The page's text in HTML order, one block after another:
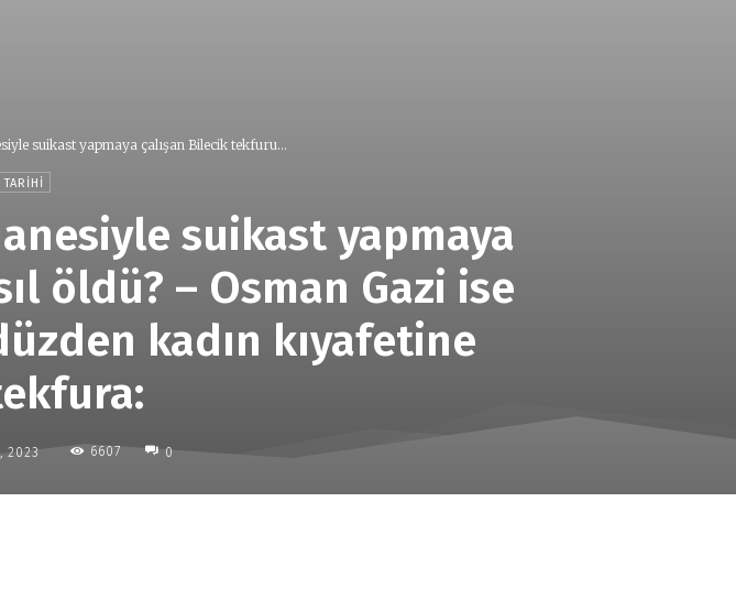
suikast yapmaya çalışan Bilecik tekfuru...
suikast yapmaya
öldü? – Osman Gazi ise
kadın kıyafetine
2023 6607 0